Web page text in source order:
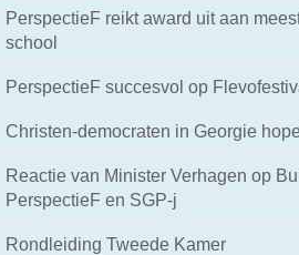
27-08-2008 21:39
PerspectieF reikt award uit aan
school
23-08-2008 14:33
PerspectieF succesvol op
18-08-2008 19:10
Christen-democraten in Georgie
18-08-2008 15:03
Reactie van Minister Verhagen op
PerspectieF en SGP-j
15-08-2008 21:53
Rondleiding Tweede Kamer